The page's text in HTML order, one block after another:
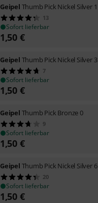
Geipel Thumb Pick Nickel Silver 1
13
Sofort lieferbar
1,50 €
Geipel Thumb Pick Nickel Silver 3
7
Sofort lieferbar
1,50 €
Geipel Thumb Pick Bronze 0
9
Sofort lieferbar
1,50 €
Geipel Thumb Pick Nickel Silver 6
20
Sofort lieferbar
1,50 €